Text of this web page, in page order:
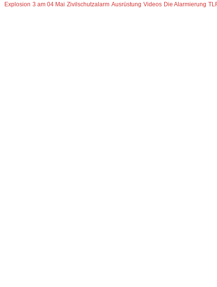
Explosion 3 am 04 Mai Zivilschutzalarm Ausrüstung Videos Die Alarmierung